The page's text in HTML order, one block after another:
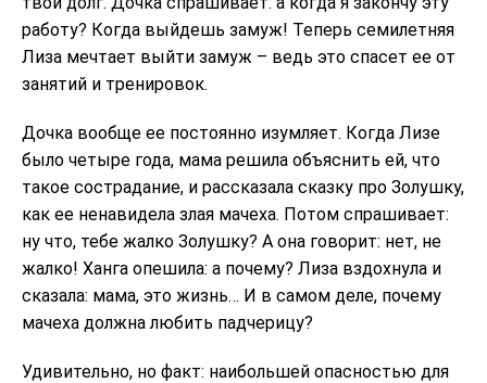
работу? Когда выйдешь замуж! Теперь семилетняя
Лиза мечтает выйти замуж – ведь это спасет ее от
занятий и тренировок.
Дочка вообще ее постоянно изумляет. Когда Лизе
было четыре года, мама решила объяснить ей, что
такое сострадание, и рассказала сказку про Золушку,
как ее ненавидела злая мачеха. Потом спрашивает:
ну что, тебе жалко Золушку? А она говорит: нет, не
жалко! Ханга опешила: а почему? Лиза вздохнула и
сказала: мама, это жизнь… И в самом деле, почему
мачеха должна любить падчерицу?
Удивительно, но факт: наибольшей опасностью для